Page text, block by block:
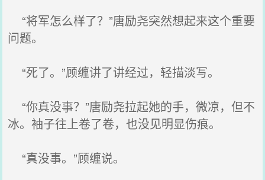
“将军怎么样了？”唐励尧突然想起来这个重要
问题。
“死了。”顾缠讲了讲经过，轻描淡写。
“你真没事？”唐励尧拉起她的手，微凉，但不
冰。袖子往上卷了卷，也没见明显伤痕。
“真没事。”顾缠说。